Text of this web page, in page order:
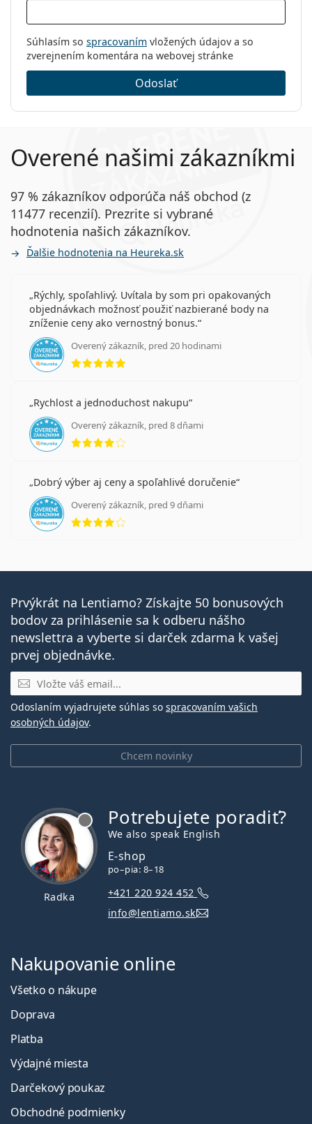
Súhlasím so spracovaním vložených údajov a so
zverejnením komentára na webovej stránke
Odoslať
Overené našimi zákazníkmi
97 % zákazníkov odporúča náš obchod (z
11477 recenzií). Prezrite si vybrané
hodnotenia našich zákazníkov.
Ďalšie hodnotenia na Heureka.sk
Rýchly, spoľahlivý. Uvítala by som pri opakovaných
objednávkach možnosť použiť nazbierané body na
zníženie ceny ako vernostný bonus.
Overený zákazník, pred 20 hodinami
hodnotenie 5 z 5
Rychlost a jednoduchost nakupu
Overený zákazník, pred 8 dňami
hodnotenie 4 z 5
Dobrý výber aj ceny a spoľahlivé doručenie
Overený zákazník, pred 9 dňami
hodnotenie 4 z 5
Prvýkrát na Lentiamo? Získajte 50 bonusových
bodov za prihlásenie sa k odberu nášho
newslettra a vyberte si darček zdarma k vašej
prvej objednávke.
E-mail
Chcem novinky
Odoslaním vyjadrujete súhlas so spracovaním vašich
osobných údajov.
Radka
Potrebujete poradiť?
We also speak English
E-shop
po–pia: 8–18
+421 220 924 452
info@lentiamo.sk
Nakupovanie online
Všetko o nákupe
Doprava
Platba
Výdajné miesta
Darčekový poukaz
Obchodné podmienky